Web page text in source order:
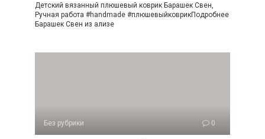
Детский вязанный плюшевый коврик Барашек Свен,
Ручная работа #handmade #плюшевыйковрикПодробнее
Барашек Свен из ализе
Без рубрики 0